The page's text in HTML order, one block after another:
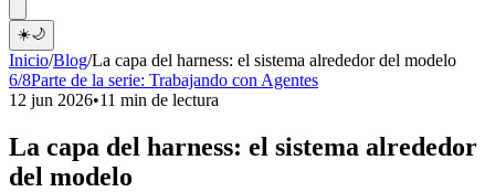
☀️🌙
Inicio/Blog/La capa del harness: el sistema alrededor del modelo
6/8Parte de la serie: Trabajando con Agentes
12 jun 2026•11 min de lectura
La capa del harness: el sistema alrededor
del modelo